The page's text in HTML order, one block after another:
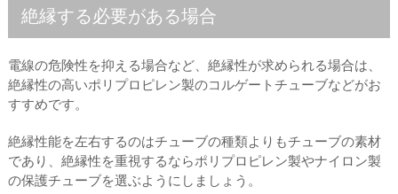
絶縁する必要がある場合
電線の危険性を抑える場合など、絶縁性が求められる場合は、
絶縁性の高いポリプロピレン製のコルゲートチューブなどがお
すすめです。
絶縁性能を左右するのはチューブの種類よりもチューブの素材
であり、絶縁性を重視するならポリプロピレン製やナイロン製
の保護チューブを選ぶようにしましょう。